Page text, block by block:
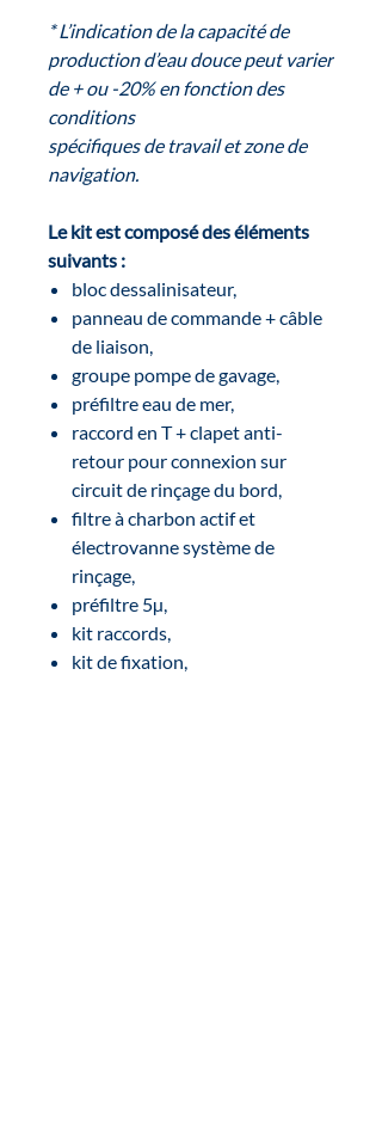
* L’indication de la capacité de
production d’eau douce peut varier
de + ou -20% en fonction des
conditions
spécifiques de travail et zone de
navigation.
Le kit est composé des éléments
suivants :
bloc dessalinisateur,
panneau de commande + câble
de liaison,
groupe pompe de gavage,
préfiltre eau de mer,
raccord en T + clapet anti-
retour pour connexion sur
circuit de rinçage du bord,
filtre à charbon actif et
électrovanne système de
rinçage,
préfiltre 5µ,
kit raccords,
kit de fixation,